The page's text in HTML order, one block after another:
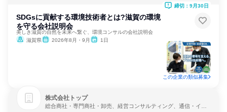
SDGsに貢献する環境技術者とは?滋賀の環境
を守る会社説明会
美しき滋賀の自然を未来へ繋ぐ、環境コンサルの会社説明会
滋賀県
2026年8月・9月 1日
締切：9月30日
この企業の類似募集
株式会社トップ
総合商社・専門商社・卸売、経営コンサルティング、通信・イン